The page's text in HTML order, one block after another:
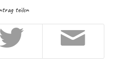
teilen